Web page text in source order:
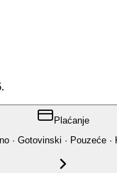
Plaćanje
· Gotovinski · Pouzeće ·